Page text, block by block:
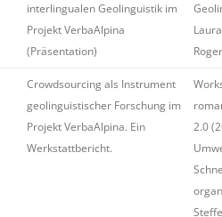
interlingualen Geolinguistik im
Projekt VerbaAlpina
(Präsentation)
Crowdsourcing als Instrument
geolinguistischer Forschung im
Projekt VerbaAlpina. Ein
Werkstattbericht.
2.0